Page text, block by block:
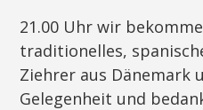
21.00 Uhr wir
traditionelles,
Ziehrer aus Dänemark
Gelegenheit und